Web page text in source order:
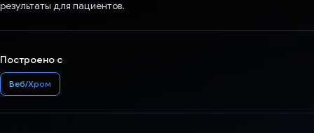
результаты для пациентов.
Построено с
Веб/Хром